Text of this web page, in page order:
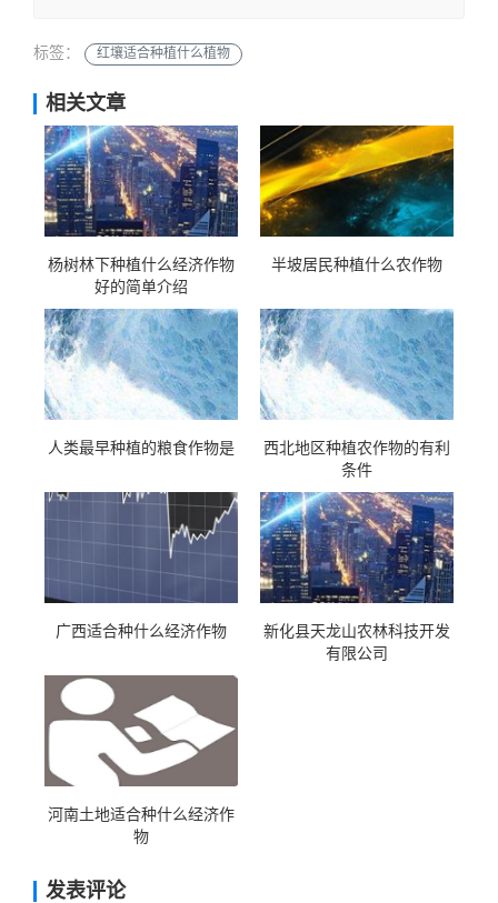
标签： 红壤适合种植什么植物
相关文章
杨树林下种植什么经济作物
好的简单介绍
半坡居民种植什么农作物
人类最早种植的粮食作物是
西北地区种植农作物的有利
条件
广西适合种什么经济作物
新化县天龙山农林科技开发
有限公司
河南土地适合种什么经济作
物
发表评论